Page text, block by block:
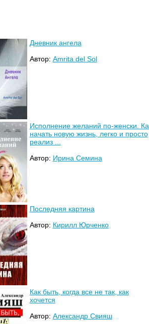
Дневник ангела
Автор: Amrita del Sol
Исполнение желаний по-женски.
начать новую жизнь, легко и просто
реализ ...
Автор: Ирина Семина
Последняя картина
Автор: Кирилл Юрченко
Как быть, когда все не так, как
хочется
Автор: Александр Свияш